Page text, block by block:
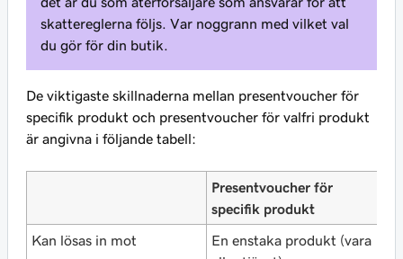
skattereglerna följs. Var noggrann med vilket val
du gör för din butik.
De viktigaste skillnaderna mellan presentvoucher för
specifik produkt och presentvoucher för valfri produkt
är angivna i följande tabell:
Presentvoucher för
specifik produkt
Kan lösas in mot
En enstaka produkt (vara